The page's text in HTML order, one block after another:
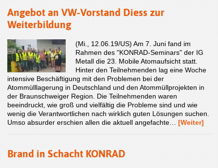
Angebot an VW-Vorstand Diess zur
Weiterbildung
(Mi., 12.06.19/US) Am 7. Juni fand im
Rahmen des "KONRAD-Seminars" der IG
Metall die 23. Mobile Atomaufsicht statt.
Hinter den Teilnehmenden lag eine Woche
intensive Beschäftigung mit den Problemen bei der
Atommülllagerung in Deutschland und den Atommüllprojekten in
der Braunschweiger Region. Die Teilnehmenden waren
beeindruckt, wie groß und vielfältig die Probleme sind und wie
wenig die Verantwortlichen nach wirklich guten Lösungen suchen.
Umso absurder erschien allen die aktuell angefachte… [Weiter]
Brand in Schacht KONRAD